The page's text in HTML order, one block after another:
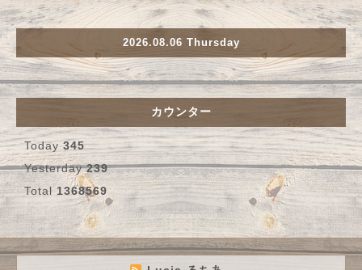
2026.08.06 Thursday
カウンター
Today 345
Yesterday239
Total 1368569